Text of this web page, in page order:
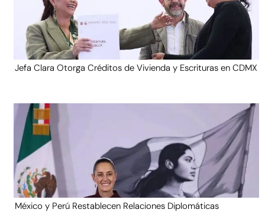
Jefa Clara Otorga Créditos de Vivienda y Escrituras en CDMX
México y Perú Restablecen Relaciones Diplomáticas